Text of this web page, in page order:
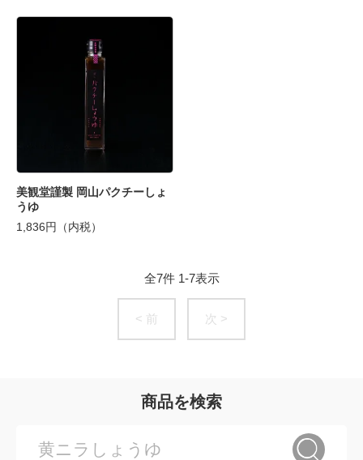
美観堂謹製 岡山パクチーしょ
うゆ
1,836円（内税）
全7件 1-7表示
< 前 次 >
商品を検索